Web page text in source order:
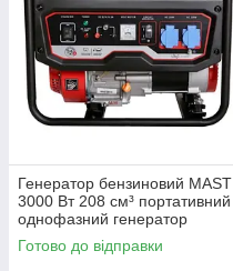
Генератор бензиновий MAST
3000 Вт 208 см³ портативний
однофазний генератор
електрогенератор для дому
Готово до відправки